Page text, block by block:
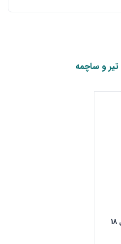
تیر و ساچمه
تیر تفنگ طرقه ای 8 تایی مدل 18